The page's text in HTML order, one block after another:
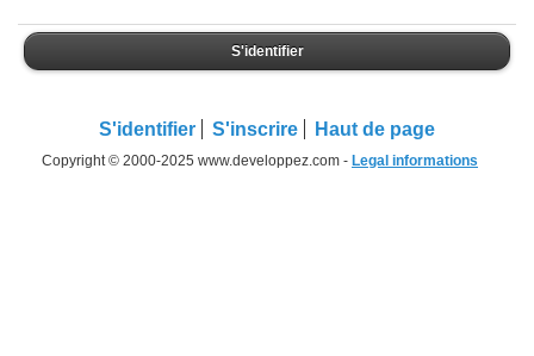
S'identifier
S'identifier S'inscrire Haut de page
Copyright © 2000-2025 www.developpez.com - Legal informations